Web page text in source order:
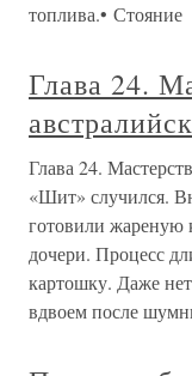
топлива.• Стояние
Глава 24.
Глава 24.
«Шит» случился.
готовили
дочери. Процесс
картошку. Даже
вдвоем после